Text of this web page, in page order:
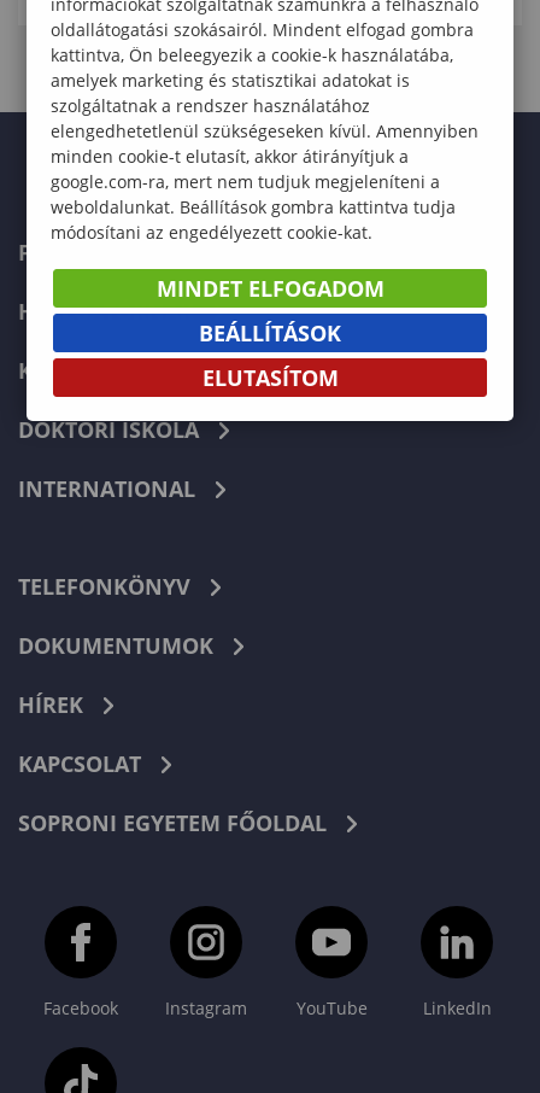
FELVÉTELIZŐKNEK
HALLGATÓKNAK
KÉPZÉSEK
DOKTORI ISKOLA
INTERNATIONAL
TELEFONKÖNYV
DOKUMENTUMOK
HÍREK
KAPCSOLAT
SOPRONI EGYETEM FŐOLDAL
Facebook Instagram YouTube LinkedIn
oldallátogatási szokásairól. Mindent elfogad gombra
kattintva, Ön beleegyezik a cookie-k használatába,
amelyek marketing és statisztikai adatokat is
szolgáltatnak a rendszer használatához
elengedhetetlenül szükségeseken kívül. Amennyiben
minden cookie-t elutasít, akkor átirányítjuk a
google.com-ra, mert nem tudjuk megjeleníteni a
weboldalunkat. Beállítások gombra kattintva tudja
módosítani az engedélyezett cookie-kat.
MINDET ELFOGADOM
BEÁLLÍTÁSOK
ELUTASÍTOM